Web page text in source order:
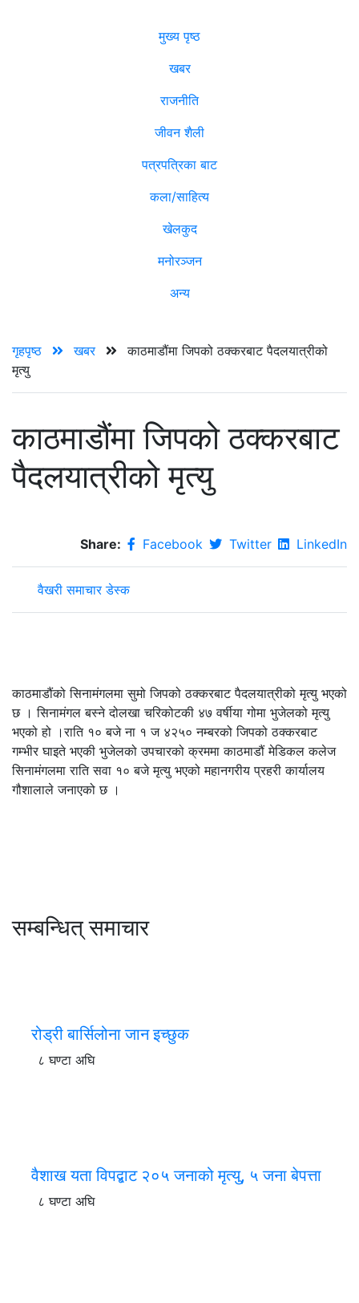
मुख्य पृष्ठ
खबर
राजनीति
जीवन शैली
पत्रपत्रिका बाट
कला/साहित्य
खेलकुद
मनोरञ्जन
अन्य
गृहपृष्ठ खबर
काठमाडौंमा जिपको ठक्करबाट पैदलयात्रीको
मृत्यु
काठमाडौंमा जिपको ठक्करबाट
पैदलयात्रीको मृत्यु
Share: Facebook Twitter LinkedIn
वैखरी समाचार डेस्क
काठमाडौंको सिनामंगलमा सुमो जिपको ठक्करबाट पैदलयात्रीको मृत्यु भएको
छ । सिनामंगल बस्ने दोलखा चरिकोटकी ४७ वर्षीया गोमा भुजेलको मृत्यु
भएको हो ।राति १० बजे ना १ ज ४२५० नम्बरको जिपको ठक्करबाट
गम्भीर घाइते भएकी भुजेलको उपचारको क्रममा काठमाडौं मेडिकल कलेज
सिनामंगलमा राति सवा १० बजे मृत्यु भएको महानगरीय प्रहरी कार्यालय
गौशालाले जनाएको छ ।
सम्बन्धित् समाचार
रोड्री बार्सिलोना जान इच्छुक
८ घण्टा अघि
वैशाख यता विपद्बाट २०५ जनाको मृत्यु, ५ जना बेपत्ता
८ घण्टा अघि